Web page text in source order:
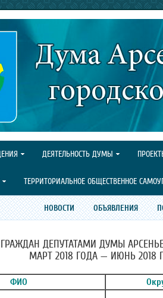
ДЕЯТЕЛЬНОСТЬ ДУМЫ
ТЕРРИТОРИАЛЬНОЕ ОБЩЕСТВЕННОЕ
НОВОСТИ ОБЪЯВЛЕНИЯ
ДЕПУТАТАМИ ДУМЫ
МАРТ 2018 ГОДА — ИЮНЬ 2018
ФИО